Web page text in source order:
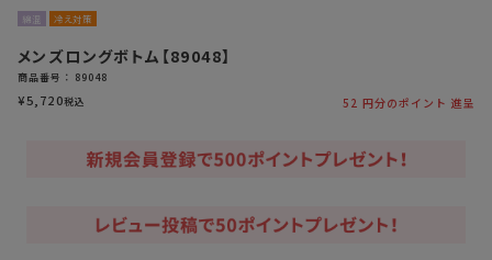
綿混 冷え対策
メンズロングボトム【89048】
商品番号 89048
¥5,720税込 52 円分のポイント 進呈